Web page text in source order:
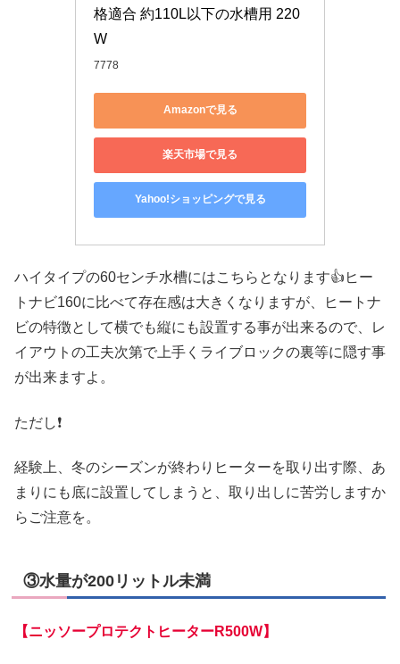
格適合 約110L以下の水槽用 220
W
7778
Amazonで見る
楽天市場で見る
Yahoo!ショッピングで見る
ハイタイプの60センチ水槽にはこちらとなります👍ヒー
トナビ160に比べて存在感は大きくなりますが、ヒートナ
ビの特徴として横でも縦にも設置する事が出来るので、レ
イアウトの工夫次第で上手くライブロックの裏等に隠す事
が出来ますよ。
ただし❗
経験上、冬のシーズンが終わりヒーターを取り出す際、あ
まりにも底に設置してしまうと、取り出しに苦労しますか
らご注意を。
③水量が200リットル未満
【ニッソープロテクトヒーターR500W】